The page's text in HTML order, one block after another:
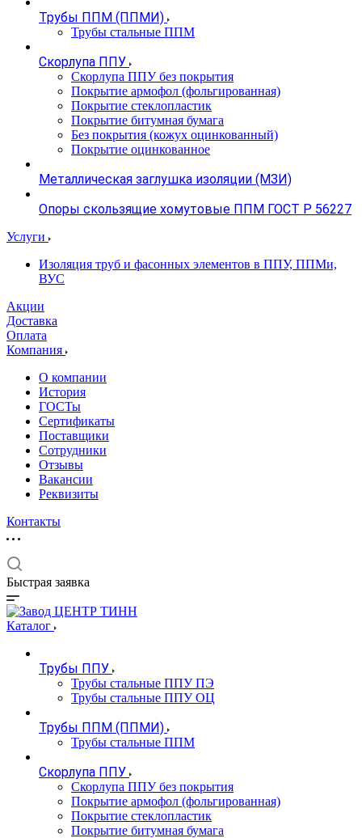
Трубы ППМ (ППМИ)
Трубы стальные ППМ
Скорлупа ППУ
Скорлупа ППУ без покрытия
Покрытие армофол (фольгированная)
Покрытие стеклопластик
Покрытие битумная бумага
Без покрытия (кожух оцинкованный)
Покрытие оцинкованное
Металлическая заглушка изоляции (МЗИ)
Опоры скользящие хомутовые ППМ ГОСТ Р 56227
Услуги
Изоляция труб и фасонных элементов в ППУ, ППМи,
ВУС
Акции
Доставка
Оплата
Компания
О компании
История
ГОСТы
Сертификаты
Поставщики
Сотрудники
Отзывы
Вакансии
Реквизиты
Контакты
Быстрая заявка
Каталог
Трубы ППУ
Трубы стальные ППУ ПЭ
Трубы стальные ППУ ОЦ
Трубы ППМ (ППМИ)
Трубы стальные ППМ
Скорлупа ППУ
Скорлупа ППУ без покрытия
Покрытие армофол (фольгированная)
Покрытие стеклопластик
Покрытие битумная бумага